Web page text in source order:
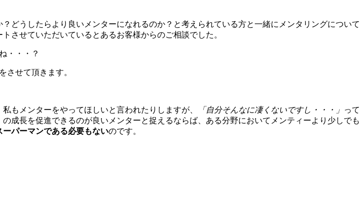
どうしたらより良いメンターになれるのか？と考えられている方と一緒にメンタリングについて
させていただいているとあるお客様からのご相談でした。
・・・？
させて頂きます。
もメンターをやってほしいと言われたりしますが、 「自分そんなに凄くないですし・・・」 って
成長を促進できるのが良いメンターと捉えるならば、ある分野においてメンティーより少しでも
パーマンである必要もないのです。